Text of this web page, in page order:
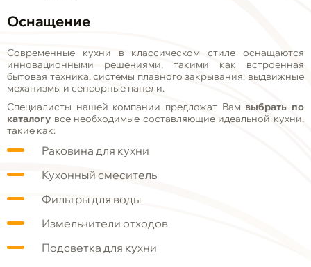
Оснащение
Современные кухни в классическом стиле оснащаются
инновационными решениями, такими как встроенная
бытовая техника, системы плавного закрывания, выдвижные
механизмы и сенсорные панели.
Специалисты нашей компании предложат Вам выбрать по
каталогу все необходимые составляющие идеальной кухни,
такие как:
Раковина для кухни
Кухонный смеситель
Фильтры для воды
Измельчители отходов
Подсветка для кухни